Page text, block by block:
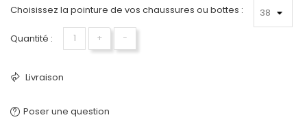
Choisissez la pointure de vos chaussures ou bottes :
Quantité : + −
Livraison
Poser une question